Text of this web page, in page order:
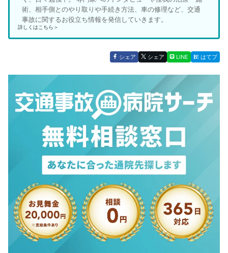
術、相手側とのやり取りや手続き方法、車の修理など、交通
事故に関するお役立ち情報を発信していきます。
詳しくはこちら＞
シェア シェア LINE はてブ